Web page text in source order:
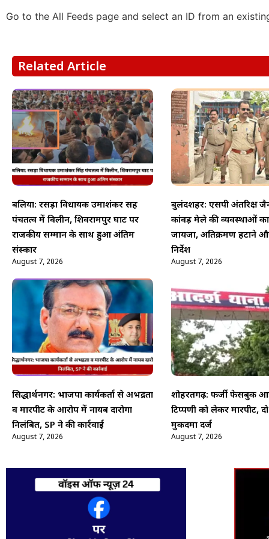
Go to the All Feeds page and select an ID from an
Related Article
बलिया: रसड़ा विधायक उमाशंकर सिंह
पंचतत्व में विलीन, शिवरामपुर घाट पर
राजकीय सम्मान के साथ हुआ अंतिम
संस्कार
August 7, 2026
बुलंदशहर: एसपी अंतरिक्ष
कांवड़ मेले की व्यवस्थाओं का
जायजा, अतिक्रमण हटाने
निर्देश
August 7, 2026
सिद्धार्थनगर: भाजपा कार्यकर्ता से अभद्रता
व मारपीट के आरोप में नायब दारोगा
निलंबित, SP ने की कार्रवाई
August 7, 2026
शोहरतगढ़: फर्जी फेसबुक
टिप्पणी को लेकर मारपीट,
मुकदमा दर्ज
August 7, 2026